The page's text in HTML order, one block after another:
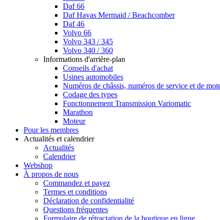
Daf 66
Daf Havas Mermaid / Beachcomber
Daf 46
Volvo 66
Volvo 343 / 345
Volvo 340 / 360
Informations d'arrière-plan
Conseils d'achat
Usines automobiles
Numéros de châssis, numéros de service et de
Codage des types
Fonctionnement Transmission Variomatic
Marathon
Moteur
Pour les membres
Actualités et calendrier
Actualités
Calendrier
Webshop
À propos de nous
Commandez et payez
Termes et conditions
Déclaration de confidentialité
Questions fréquentes
Formulaire de rétractation de la boutique en ligne